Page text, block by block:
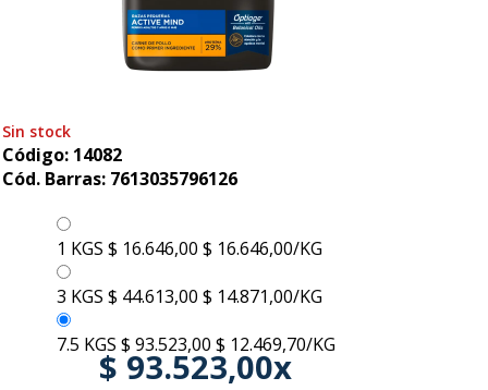
Sin stock
Código: 14082
Cód. Barras: 7613035796126
1 KGS $ 16.646,00 $ 16.646,00/KG
3 KGS $ 44.613,00 $ 14.871,00/KG
7.5 KGS $ 93.523,00 $ 12.469,70/KG
$ 93.523,00x